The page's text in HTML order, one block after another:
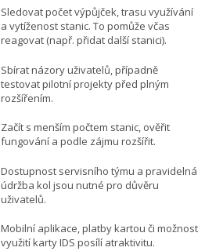
Sledovat počet výpůjček, trasu využívání
a vytíženost stanic. To pomůže včas
reagovat (např. přidat další stanici).
Sbírat názory uživatelů, případně
testovat pilotní projekty před plným
rozšířením.
Začít s menším počtem stanic, ověřit
fungování a podle zájmu rozšířit.
Dostupnost servisního týmu a pravidelná
údržba kol jsou nutné pro důvěru
uživatelů.
Mobilní aplikace, platby kartou či možnost
využití karty IDS posílí atraktivitu.